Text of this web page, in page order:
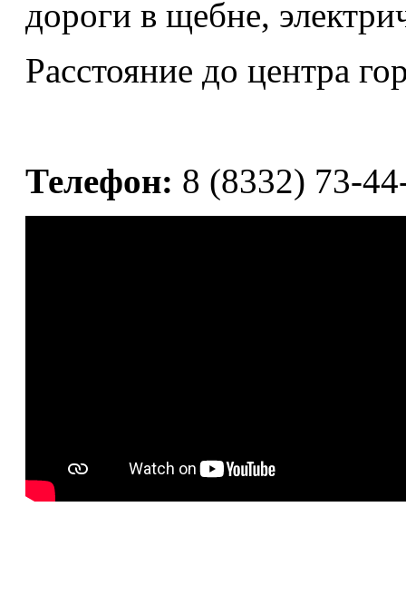
дороги в щебне,
Расстояние до центра
Телефон: 8 (8332) 73-